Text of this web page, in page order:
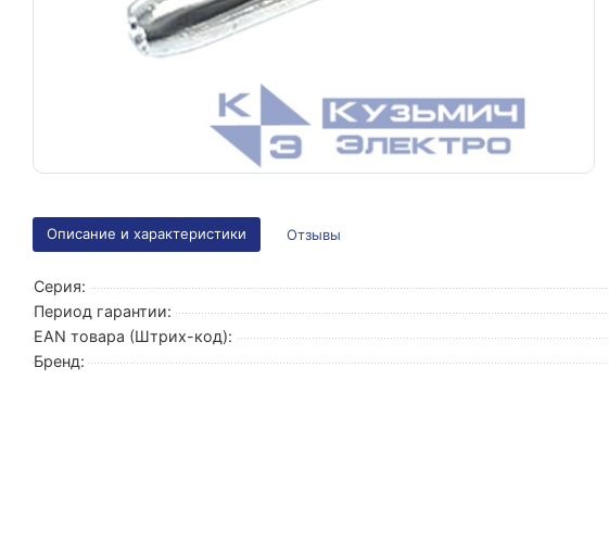
Описание и характеристики Отзывы
Серия:
Период гарантии:
EAN товара (Штрих-код):
Бренд: